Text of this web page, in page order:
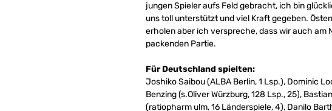
jungen Spieler aufs Feld gebracht, ich bin
uns toll unterstützt und viel Kraft gegeben.
erholen aber ich verspreche, dass wir auch am
packenden Partie.
Für Deutschland spielten:
Joshiko Saibou (ALBA Berlin, 1 Lsp.), Dominic
Benzing (s.Oliver Würzburg, 128 Lsp., 25),
(ratiopharm ulm, 16 Länderspiele, 4), Danilo